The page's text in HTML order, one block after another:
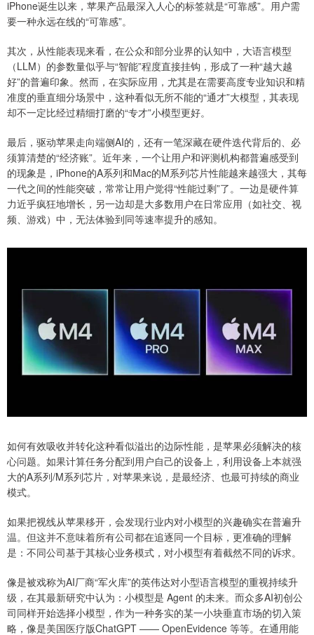
iPhone诞生以来，苹果产品最深入人心的标签就是“可靠感”。用户需
要一种永远在线的“可靠感”。
其次，从性能表现来看，在公众和部分业界的认知中，大语言模型
（LLM）的参数量似乎与“智能”程度直接挂钩，形成了一种“越大越
好”的普遍印象。然而，在实际应用，尤其是在需要高度专业知识和精
准度的垂直细分场景中，这种看似无所不能的“通才”大模型，其表现
却不一定比经过精细打磨的“专才”小模型更好。
最后，驱动苹果走向端侧AI的，还有一笔深藏在硬件迭代背后的、必
须算清楚的“经济账”。近年来，一个让用户和评测机构都普遍感受到
的现象是，iPhone的A系列和Mac的M系列芯片性能越来越强大，其每
一代之间的性能突破，常常让用户觉得“性能过剩”了。一边是硬件算
力近乎疯狂地增长，另一边却是大多数用户在日常应用（如社交、视
频、游戏）中，无法体验到同等速率提升的感知。
如何有效吸收并转化这种看似溢出的边际性能，是苹果必须解决的核
心问题。如果计算任务分配到用户自己的设备上，利用设备上本就强
大的A系列/M系列芯片，对苹果来说，是最经济、也最可持续的商业
模式。
如果把视线从苹果移开，会发现行业内对小模型的兴趣确实在普遍升
温。但这并不意味着所有公司都在追逐同一个目标，更准确的理解
是：不同公司基于其核心业务模式，对小模型有着截然不同的诉求。
像是被戏称为AI厂商“军火库”的英伟达对小型语言模型的重视持续升
级，在其最新研究中认为：小模型是 Agent 的未来。而众多AI初创公
司同样开始选择小模型，作为一种务实的某一小块垂直市场的切入策
略，像是美国医疗版ChatGPT —— OpenEvidence 等等。在通用能